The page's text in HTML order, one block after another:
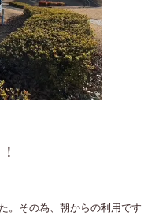
。その為、朝からの利用です